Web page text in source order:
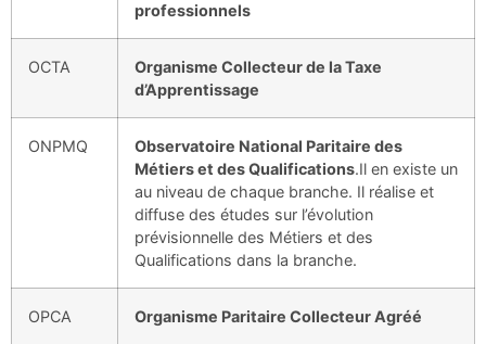
professionnels
OCTA
Organisme Collecteur de la Taxe
d’Apprentissage
ONPMQ
Observatoire National Paritaire des
Métiers et des Qualifications.Il en existe un
au niveau de chaque branche. Il réalise et
diffuse des études sur l’évolution
prévisionnelle des Métiers et des
Qualifications dans la branche.
OPCA Organisme Paritaire Collecteur Agréé